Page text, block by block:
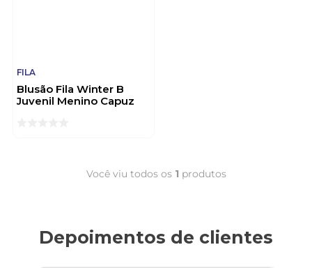
FILA
Blusão Fila Winter B
Juvenil Menino Capuz
Você viu todos os 1 produtos